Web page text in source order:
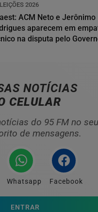
2026
ACM Neto e Jerônimo
aparecem em
na disputa pelo
NOTÍCIAS
CELULAR
do 95 FM no seu
de mensagens.
Whatsapp Facebook
ENTRAR